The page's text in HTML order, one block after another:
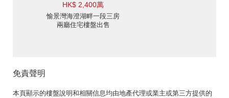
HK$ 2,400萬
愉景灣海澄湖畔一段三房
兩廳住宅樓盤出售
免責聲明
本頁顯示的樓盤說明和相關信息均由地產代理或業主或第三方提供的